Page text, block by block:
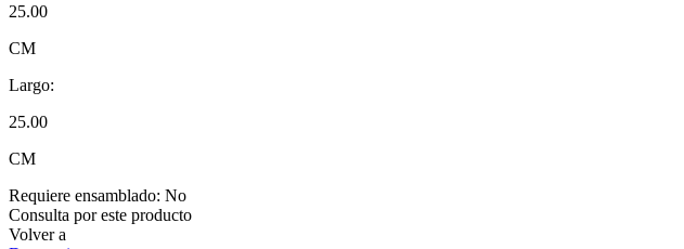
25.00
CM
Largo:
25.00
CM
Requiere ensamblado: No
Consulta por este producto
Volver a